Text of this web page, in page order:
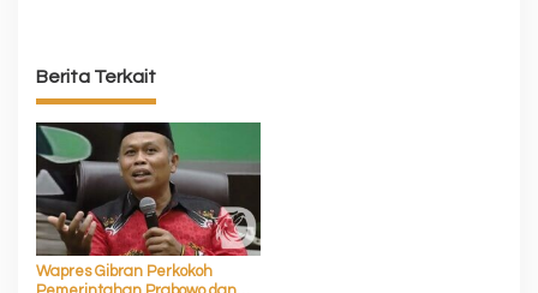
Berita Terkait
Wapres Gibran Perkokoh